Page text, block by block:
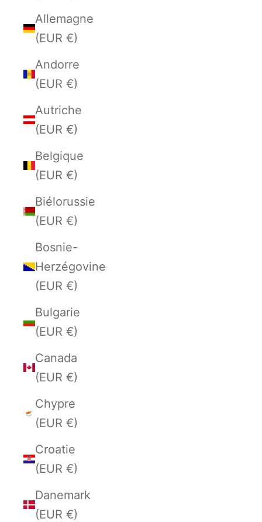
Allemagne
(EUR €)
Andorre
(EUR €)
Autriche
(EUR €)
Belgique
(EUR €)
Biélorussie
(EUR €)
Bosnie-
Herzégovine
(EUR €)
Bulgarie
(EUR €)
Canada
(EUR €)
Chypre
(EUR €)
Croatie
(EUR €)
Danemark
(EUR €)